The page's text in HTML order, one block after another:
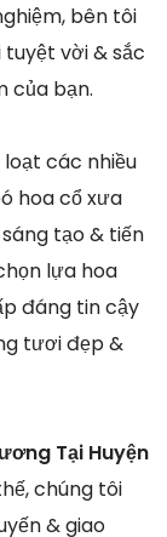
bên tôi
vời & sắc
của bạn.
loạt các nhiều
hoa cổ xưa
tạo & tiến
lựa hoa
đáng tin cậy
tươi đẹp &
Tại Huyện
chúng tôi
& giao